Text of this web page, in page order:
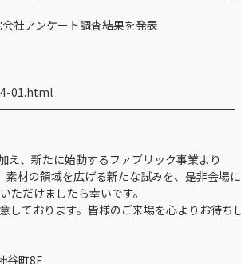
社アンケート調査結果を発表
01.html
、新たに始動するファブリック事業より
材の領域を広げる新たな試みを、是非会場に
だけましたら幸いです。
ております。皆様のご来場を心よりお待ちし
町8F